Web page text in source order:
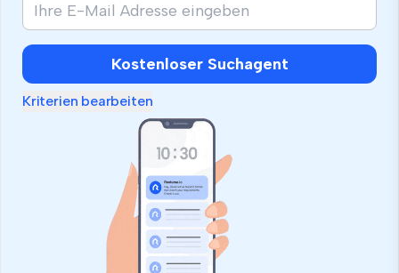
Kostenloser Suchagent
Kriterien bearbeiten